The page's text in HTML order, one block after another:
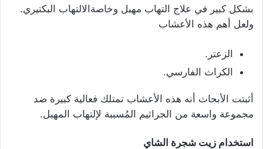
بشكل كبير في علاج التهاب مهبل وخاصةالالتهاب البكتيري.
ولعل أهم هذه الأعشاب
الزعتر.
الكراث الفارسي.
أثبتت الأبحاث أنه هذه الأعشاب تمتلك فعالية كبيرة ضد
مجموعة واسعة من الجراثيم المُسببة لإلتهاب المهبل.
استخدام زيت شجرة الشاي